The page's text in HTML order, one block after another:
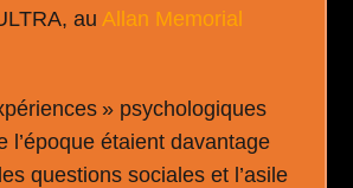
au Allan Memorial
» psychologiques
l’époque étaient davantage
questions sociales et l’asile